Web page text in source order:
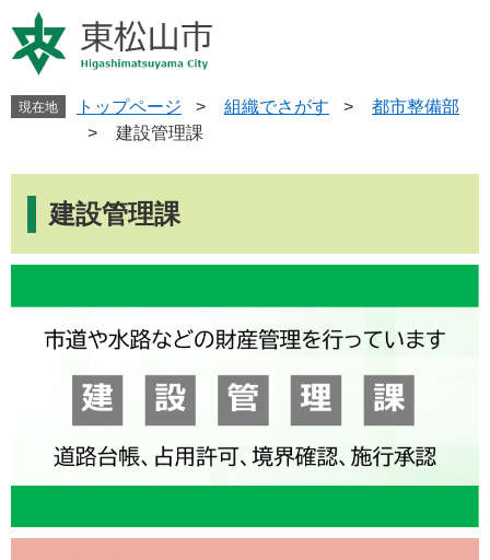
ー
ジ
す
ニ
ュ
し
へ
現在地 トップページ > 組織でさがす >
都市整備部
>
建設管理課
建設管理課